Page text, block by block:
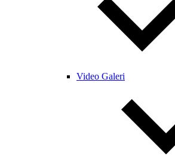
Video Galeri